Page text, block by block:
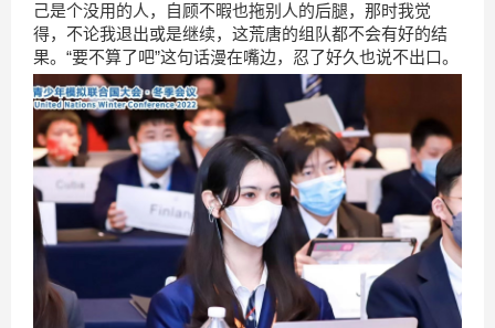
己是个没用的人，自顾不暇也拖别人的后腿，那时我觉
得，不论我退出或是继续，这荒唐的组队都不会有好的结
果。“要不算了吧”这句话漫在嘴边，忍了好久也说不出口。